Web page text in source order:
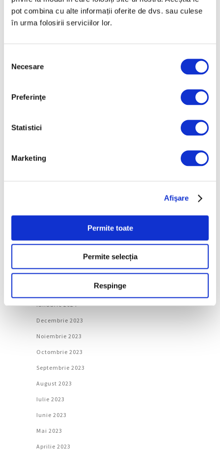
pot combina cu alte informații oferite de dvs. sau culese
în urma folosirii serviciilor lor.
consimțământului
Necesare
Preferinţe
Statistici
Marketing
Afişare
Permite toate
Permite selecția
Respinge
Iulie 2025
Aprilie 2025
Februarie 2025
Decembrie 2024
Octombrie 2024
Mai 2024
Martie 2024
Ianuarie 2024
Decembrie 2023
Noiembrie 2023
Octombrie 2023
Septembrie 2023
August 2023
Iulie 2023
Iunie 2023
Mai 2023
Aprilie 2023